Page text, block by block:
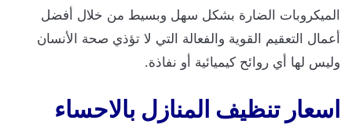
الميكروبات الضارة بشكل سهل وبسيط من خلال أفضل
أعمال التعقيم القوية والفعالة التي لا تؤذي صحة الأنسان
وليس لها أي روائح كيميائية أو نفاذة.
اسعار تنظيف المنازل بالاحساء